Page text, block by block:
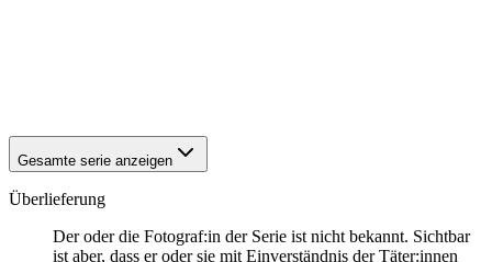
Gesamte serie anzeigen
Überlieferung
Der oder die Fotograf:in der Serie ist nicht bekannt. Sichtbar
ist aber, dass er oder sie mit Einverständnis der Täter:innen